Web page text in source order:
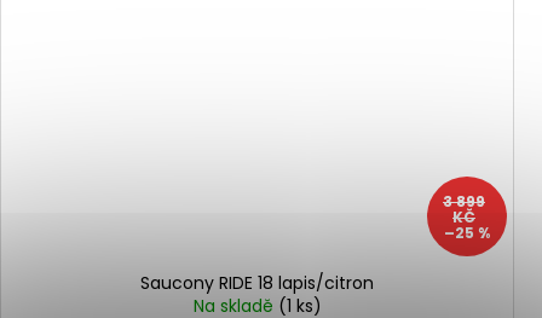
3 899
KČ
–25 %
Saucony RIDE 18 lapis/citron
Na skladě (1 ks)